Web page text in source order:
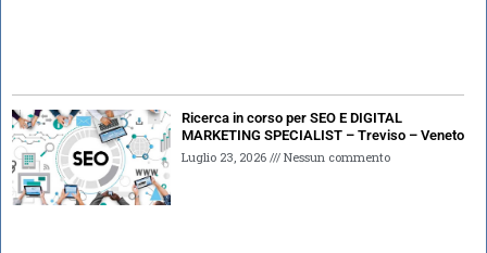
Ricerca in corso per SEO E DIGITAL
MARKETING SPECIALIST – Treviso – Veneto
Luglio 23, 2026
Nessun commento